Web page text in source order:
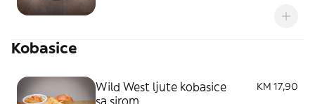
BB Thousand Island's sos (baza majoneze i
Kobasice
Wild West ljute kobasice
sa sirom
KM 17,90